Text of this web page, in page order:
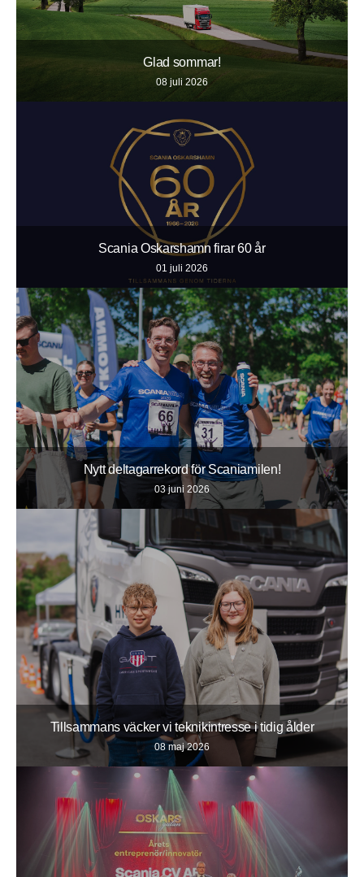
Glad sommar!
08 juli 2026
Scania Oskarshamn firar 60 år
01 juli 2026
Nytt deltagarrekord för Scaniamilen!
03 juni 2026
Tillsammans väcker vi teknikintresse i tidig ålder
08 maj 2026